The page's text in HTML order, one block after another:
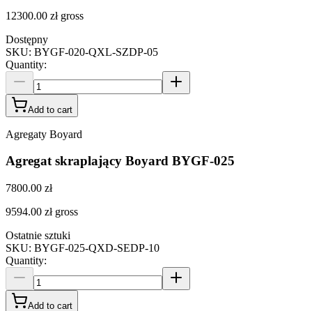
12300.00 zł gross
Dostępny
SKU: BYGF-020-QXL-SZDP-05
Quantity:
Add to cart
Agregaty Boyard
Agregat skraplający Boyard BYGF-025
7800.00 zł
9594.00 zł gross
Ostatnie sztuki
SKU: BYGF-025-QXD-SEDP-10
Quantity:
Add to cart